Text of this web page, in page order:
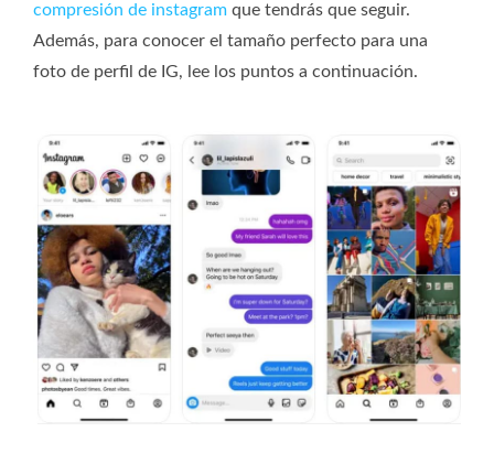
compresión de instagram que tendrás que seguir.
Además, para conocer el tamaño perfecto para una
foto de perfil de IG, lee los puntos a continuación.